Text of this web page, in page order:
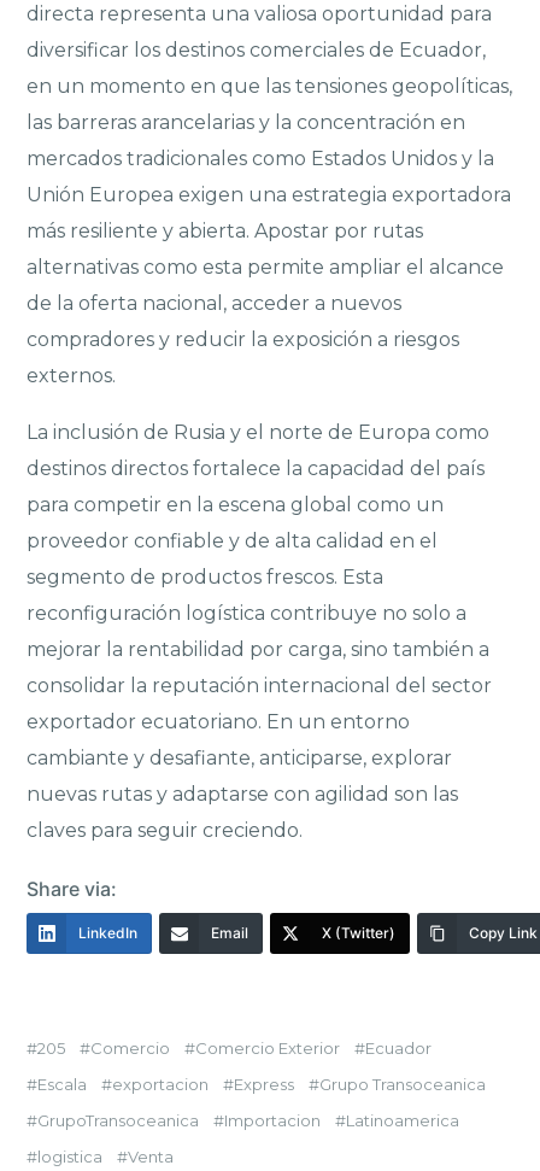
directa representa una valiosa oportunidad para
diversificar los destinos comerciales de Ecuador,
en un momento en que las tensiones geopolíticas,
las barreras arancelarias y la concentración en
mercados tradicionales como Estados Unidos y la
Unión Europea exigen una estrategia exportadora
más resiliente y abierta. Apostar por rutas
alternativas como esta permite ampliar el alcance
de la oferta nacional, acceder a nuevos
compradores y reducir la exposición a riesgos
externos.
La inclusión de Rusia y el norte de Europa como
destinos directos fortalece la capacidad del país
para competir en la escena global como un
proveedor confiable y de alta calidad en el
segmento de productos frescos. Esta
reconfiguración logística contribuye no solo a
mejorar la rentabilidad por carga, sino también a
consolidar la reputación internacional del sector
exportador ecuatoriano. En un entorno
cambiante y desafiante, anticiparse, explorar
nuevas rutas y adaptarse con agilidad son las
claves para seguir creciendo.
Share via:
LinkedIn Email X (Twitter) Copy Link
205 Comercio Comercio Exterior
Ecuador
Escala
exportacion Express
Grupo Transoceanica
GrupoTransoceanica
Importacion
Latinoamerica
logistica
Venta